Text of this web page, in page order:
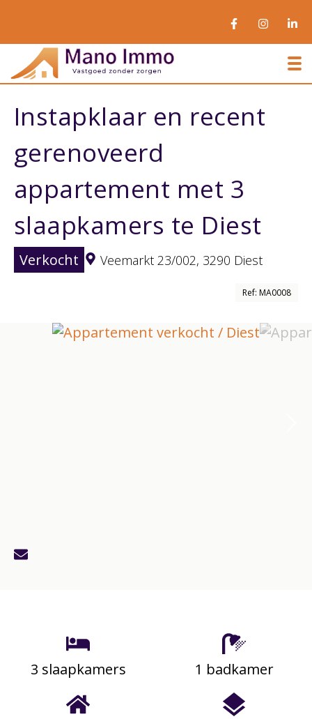
Instapklaar en recent
gerenoveerd
appartement met 3
slaapkamers te Diest
Verkocht Veemarkt 23/002, 3290 Diest
Ref: MA0008
3 slaapkamers 1 badkamer